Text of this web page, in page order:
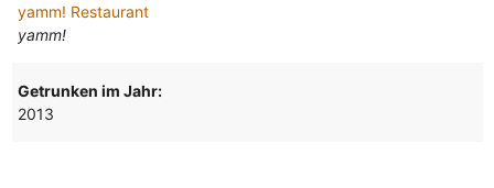
yamm! Restaurant
yamm!
Getrunken im Jahr:
2013